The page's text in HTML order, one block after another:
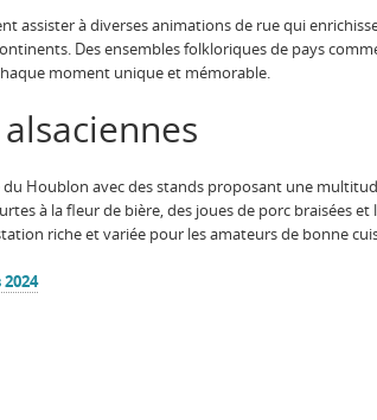
assister à diverses animations de rue qui
Des ensembles folkloriques de pays
moment unique et mémorable.
Houblon avec des stands proposant une
à la fleur de bière, des joues de porc braisées et
riche et variée pour les amateurs de bonne